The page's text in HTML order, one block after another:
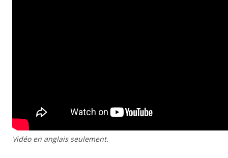
Vidéo en anglais seulement.